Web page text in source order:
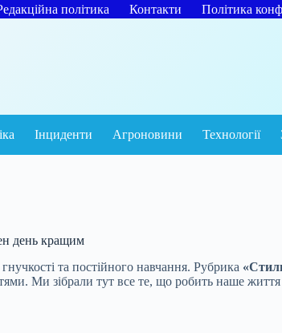
політика Контакти Політика
Інциденти Агроновини Технології
день кращим
та постійного навчання. Рубрика
Ми зібрали тут все те, що робить наше